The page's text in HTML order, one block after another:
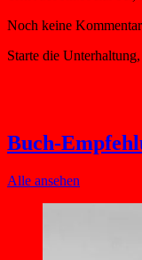
Buch-
Alle ansehen